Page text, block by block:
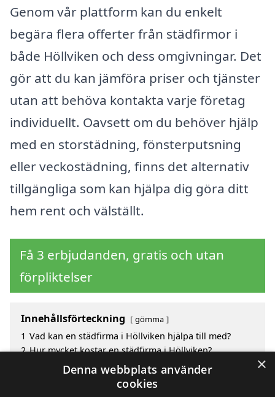
Genom vår plattform kan du enkelt
begära flera offerter från städfirmor i
både Höllviken och dess omgivningar. Det
gör att du kan jämföra priser och tjänster
utan att behöva kontakta varje företag
individuellt. Oavsett om du behöver hjälp
med en storstädning, fönsterputsning
eller veckostädning, finns det alternativ
tillgängliga som kan hjälpa dig göra ditt
hem rent och välställt.
Få 3 erbjudanden, gratis och utan
förpliktelser
Innehållsförteckning gömma
1 Vad kan en städfirma i Höllviken hjälpa till med?
2 Hur mycket kostar en städfirma i Höllviken?
Fördelar med att välja städfirma i Höllviken
Sök efter en skicklig städfirma i de omgivande
×
Denna webbplats använder
cookies